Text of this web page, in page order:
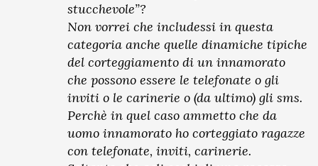
stucchevole”?
Non vorrei che includessi in questa
categoria anche quelle dinamiche tipiche
del corteggiamento di un innamorato
che possono essere le telefonate o gli
inviti o le carinerie o (da ultimo) gli sms.
Perchè in quel caso ammetto che da
uomo innamorato ho corteggiato ragazze
con telefonate, inviti, carinerie.